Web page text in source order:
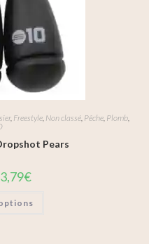
, Freestyle Non classé Pêche Plomb
Pears
3,79€